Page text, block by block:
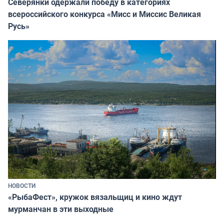
всероссийского конкурса «Мисс и Миссис Великая
Русь»
НОВОСТИ
«РыбаФест», кружок вязальщиц и кино ждут
мурманчан в эти выходные